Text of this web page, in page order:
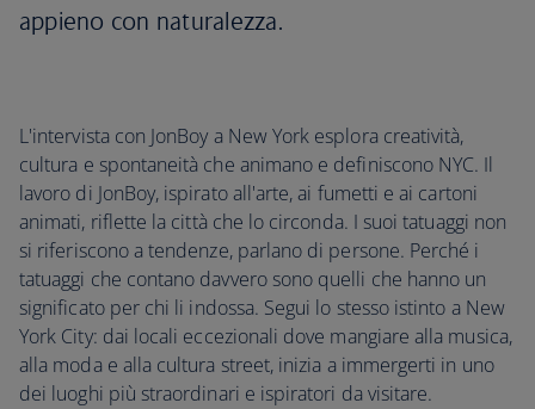
appieno con naturalezza.
L'intervista con JonBoy a New York esplora creatività,
cultura e spontaneità che animano e definiscono NYC. Il
lavoro di JonBoy, ispirato all'arte, ai fumetti e ai cartoni
animati, riflette la città che lo circonda. I suoi tatuaggi non
si riferiscono a tendenze, parlano di persone. Perché i
tatuaggi che contano davvero sono quelli che hanno un
significato per chi li indossa. Segui lo stesso istinto a New
York City: dai locali eccezionali dove mangiare alla musica,
alla moda e alla cultura street, inizia a immergerti in uno
dei luoghi più straordinari e ispiratori da visitare.